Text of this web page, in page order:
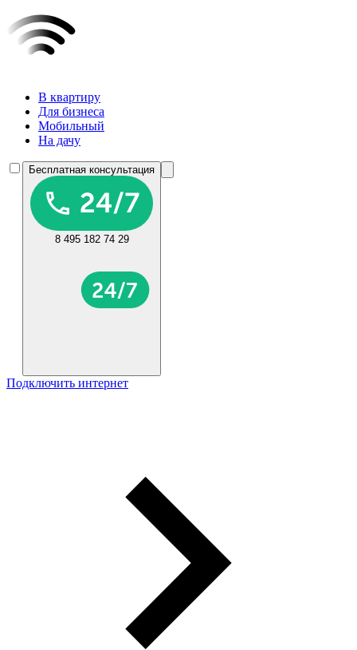
В квартиру
Для бизнеса
Мобильный
На дачу
Бесплатная консультация
8 495 182 74 29
Подключить интернет